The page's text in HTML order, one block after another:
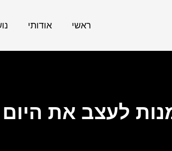
ראשי אודותי
לעצב את היום